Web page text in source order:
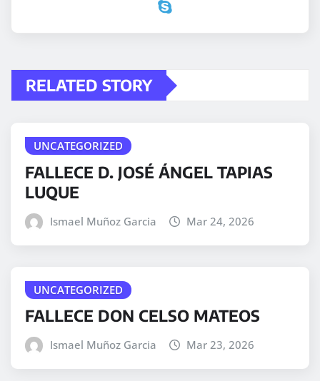
RELATED STORY
UNCATEGORIZED
FALLECE D. JOSÉ ÁNGEL TAPIAS
LUQUE
Ismael Muñoz Garcia Mar 24, 2026
UNCATEGORIZED
FALLECE DON CELSO MATEOS
Ismael Muñoz Garcia Mar 23, 2026